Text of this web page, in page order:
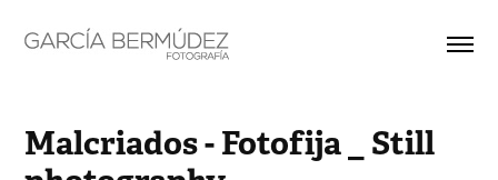
Malcriados - Fotofija _ Still